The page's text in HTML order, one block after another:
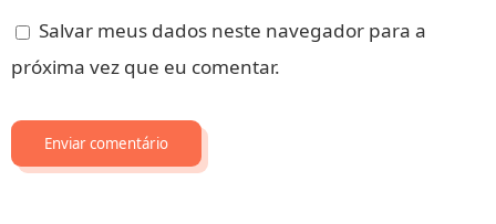
Salvar meus dados neste navegador para a
próxima vez que eu comentar.